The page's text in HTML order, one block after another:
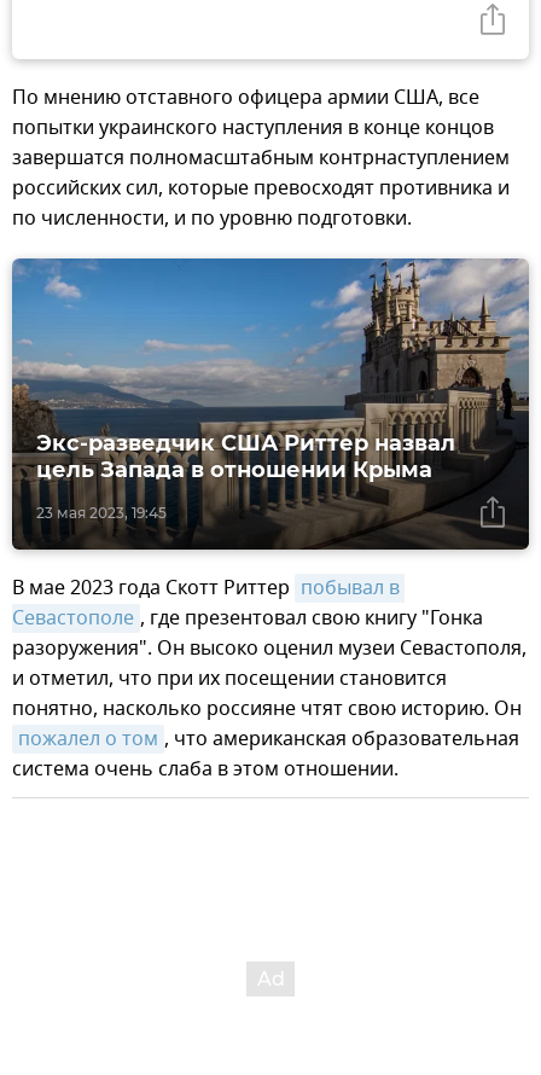
По мнению отставного офицера армии США, все
попытки украинского наступления в конце концов
завершатся полномасштабным контрнаступлением
российских сил, которые превосходят противника и
по численности, и по уровню подготовки.
23 мая 2023, 19:45
Экс-разведчик США Риттер назвал
цель Запада в отношении Крыма
В мае 2023 года Скотт Риттер побывал в
Севастополе , где презентовал свою книгу "Гонка
разоружения". Он высоко оценил музеи Севастополя,
и отметил, что при их посещении становится
понятно, насколько россияне чтят свою историю. Он
пожалел о том , что американская образовательная
система очень слаба в этом отношении.